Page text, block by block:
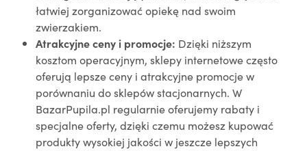
łatwiej zorganizować opiekę nad swoim
zwierzakiem.
Atrakcyjne ceny i promocje: Dzięki niższym
kosztom operacyjnym, sklepy internetowe często
oferują lepsze ceny i atrakcyjne promocje w
porównaniu do sklepów stacjonarnych. W
BazarPupila.pl regularnie oferujemy rabaty i
specjalne oferty, dzięki czemu możesz kupować
produkty wysokiej jakości w jeszcze lepszych